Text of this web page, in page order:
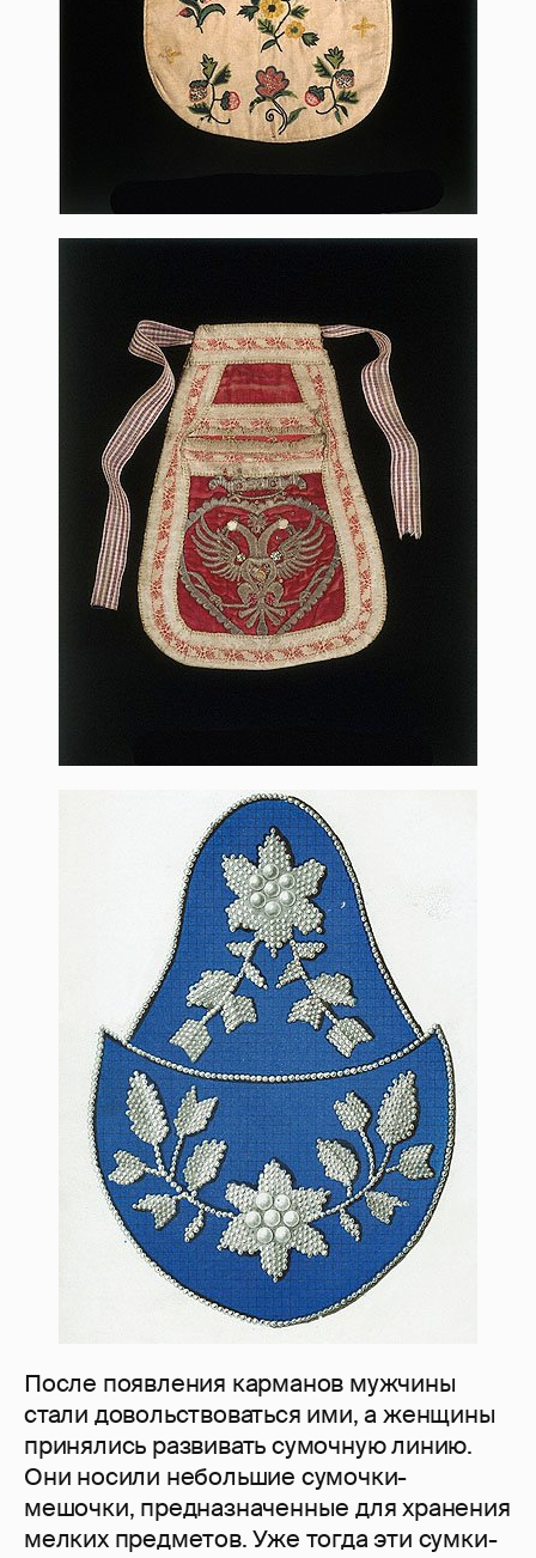
После появления карманов мужчины
стали довольствоваться ими, а женщины
принялись развивать сумочную линию.
Они носили небольшие сумочки-
мешочки, предназначенные для хранения
мелких предметов. Уже тогда эти сумки-